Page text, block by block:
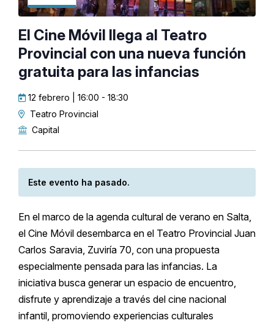
El Cine Móvil llega al Teatro
Provincial con una nueva función
gratuita para las infancias
12 febrero | 16:00 - 18:30
Teatro Provincial
Capital
Este evento ha pasado.
En el marco de la agenda cultural de verano en Salta,
el Cine Móvil desembarca en el Teatro Provincial Juan
Carlos Saravia, Zuviría 70, con una propuesta
especialmente pensada para las infancias. La
iniciativa busca generar un espacio de encuentro,
disfrute y aprendizaje a través del cine nacional
infantil, promoviendo experiencias culturales